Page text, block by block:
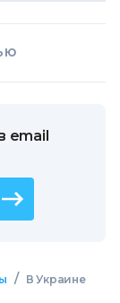
email
/
В Украине